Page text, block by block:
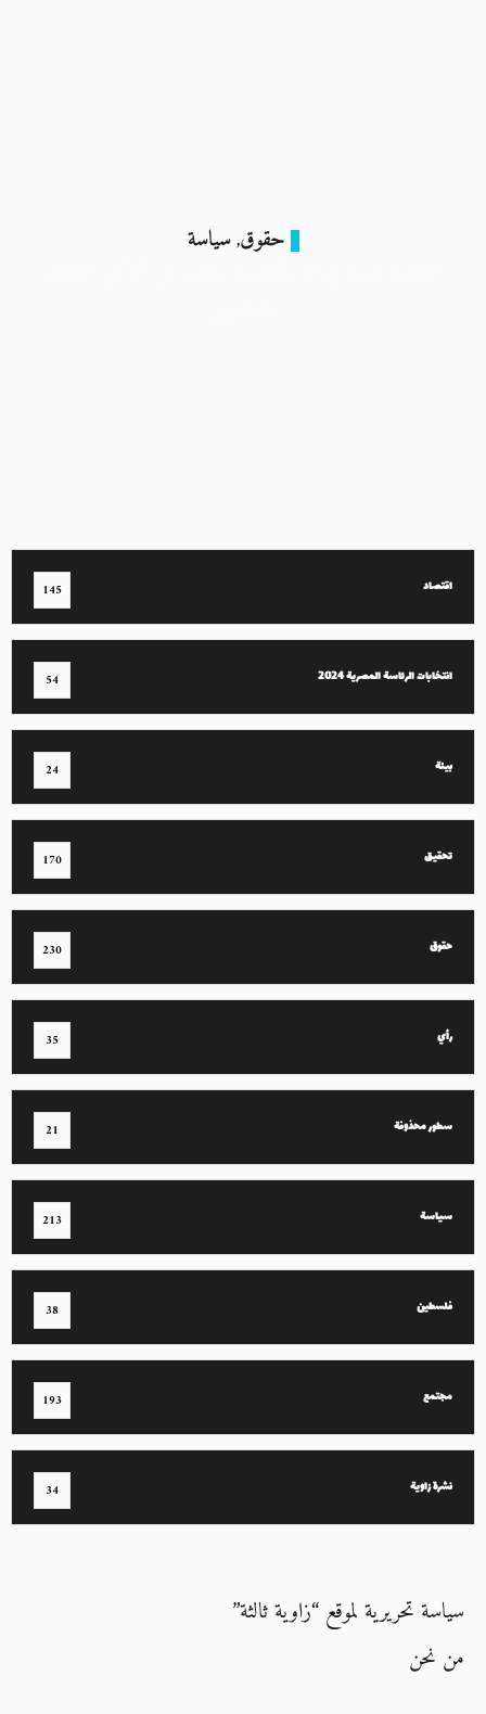
حقوق,سياسة
اقتصاد 145
انتخابات الرئاسة المصرية 2024 54
بيئة 24
تحقيق 170
حقوق 230
رأي 35
سطور محذوفة 21
سياسة 213
فلسطين 38
مجتمع 193
نشرة زاوية 34
سياسة تحريرية لموقع “زاوية ثالثة”
من نحن